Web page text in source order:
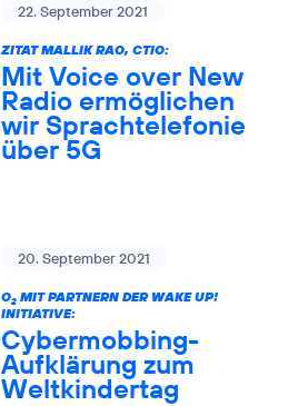
22. September 2021
ZITAT MALLIK RAO, CTIO:
Mit Voice over New
Radio ermöglichen
wir Sprachtelefonie
über 5G
20. September 2021
O2MIT PARTNERN DER WAKE UP!
INITIATIVE:
Cybermobbing-
Aufklärung zum
Weltkindertag